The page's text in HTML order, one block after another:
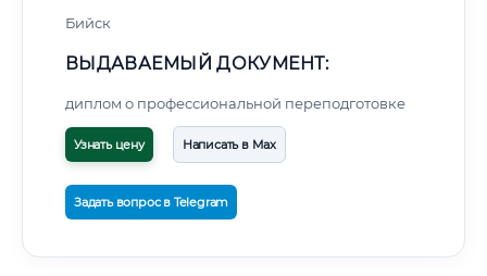
Бийск
ВЫДАВАЕМЫЙ ДОКУМЕНТ:
диплом о профессиональной переподготовке
Узнать цену Написать в Max
Задать вопрос в Telegram